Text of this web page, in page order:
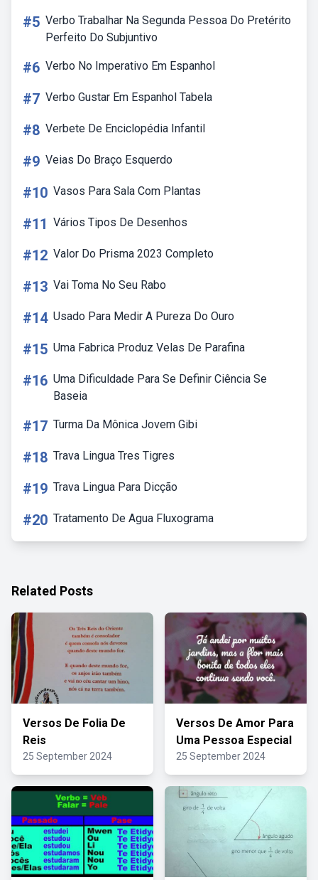
#5 Verbo Trabalhar Na Segunda Pessoa Do Pretérito
Perfeito Do Subjuntivo
#6 Verbo No Imperativo Em Espanhol
#7 Verbo Gustar Em Espanhol Tabela
#8 Verbete De Enciclopédia Infantil
#9 Veias Do Braço Esquerdo
#10 Vasos Para Sala Com Plantas
#11 Vários Tipos De Desenhos
#12 Valor Do Prisma 2023 Completo
#13 Vai Toma No Seu Rabo
#14 Usado Para Medir A Pureza Do Ouro
#15 Uma Fabrica Produz Velas De Parafina
#16 Uma Dificuldade Para Se Definir Ciência Se
Baseia
#17 Turma Da Mônica Jovem Gibi
#18 Trava Lingua Tres Tigres
#19 Trava Lingua Para Dicção
#20 Tratamento De Agua Fluxograma
Related Posts
Versos De Folia De
Reis
25 September 2024
Versos De Amor Para
Uma Pessoa Especial
25 September 2024